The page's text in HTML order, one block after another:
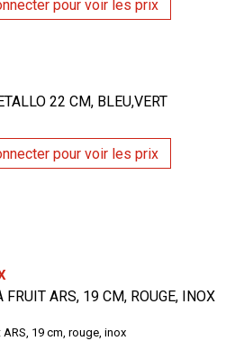
pour voir les prix
22 CM, BLEU,VERT
pour voir les prix
FRUIT ARS, 19 CM, ROUGE, INOX
19 cm, rouge, inox